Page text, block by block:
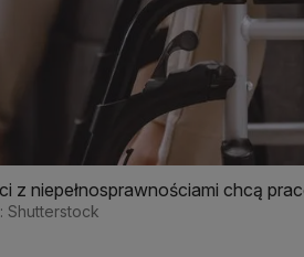
z niepełnosprawnościami chcą
Shutterstock